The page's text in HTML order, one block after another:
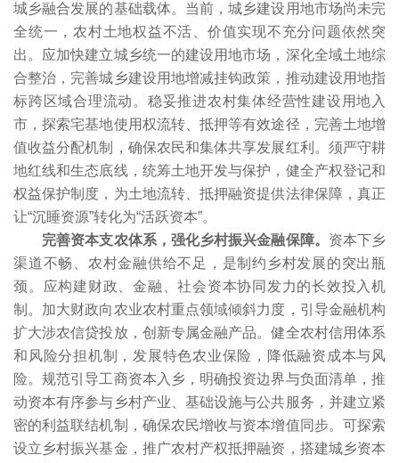
城乡融合发展的基础载体。当前，城乡建设用地市场尚未完
全统一，农村土地权益不活、价值实现不充分问题依然突
出。应加快建立城乡统一的建设用地市场，深化全域土地综
合整治，完善城乡建设用地增减挂钩政策，推动建设用地指
标跨区域合理流动。稳妥推进农村集体经营性建设用地入
市，探索宅基地使用权流转、抵押等有效途径，完善土地增
值收益分配机制，确保农民和集体共享发展红利。须严守耕
地红线和生态底线，统筹土地开发与保护，健全产权登记和
权益保护制度，为土地流转、抵押融资提供法律保障，真正
让“沉睡资源”转化为“活跃资本”。
完善资本支农体系，强化乡村振兴金融保障。 资本下乡
渠道不畅、农村金融供给不足，是制约乡村发展的突出瓶
颈。应构建财政、金融、社会资本协同发力的长效投入机
制。加大财政向农业农村重点领域倾斜力度，引导金融机构
扩大涉农信贷投放，创新专属金融产品。健全农村信用体系
和风险分担机制，发展特色农业保险，降低融资成本与风
险。规范引导工商资本入乡，明确投资边界与负面清单，推
动资本有序参与乡村产业、基础设施与公共服务，并建立紧
密的利益联结机制，确保农民增收与资本增值同步。可探索
设立乡村振兴基金，推广农村产权抵押融资，搭建城乡资本